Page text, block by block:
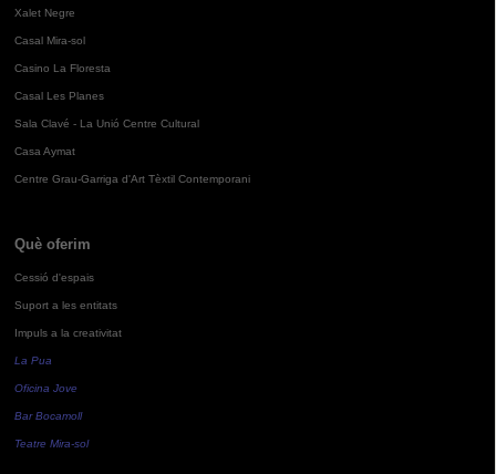
Xalet Negre
Casal Mira-sol
Casino La Floresta
Casal Les Planes
Sala Clavé - La Unió Centre Cultural
Casa Aymat
Centre Grau-Garriga d'Art Tèxtil Contemporani
Què oferim
Cessió d'espais
Suport a les entitats
Impuls a la creativitat
La Pua
Oficina Jove
Bar Bocamoll
Teatre Mira-sol